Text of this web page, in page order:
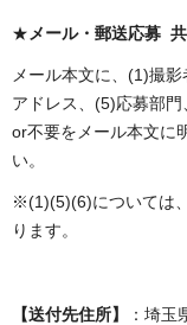
★ メール・郵送応募
メール本文に、(1)撮
アドレス、(5)応募部
or不要をメール本文に
い。
※(1)(5)(6)については
ります。
【送付先住所】 ：埼